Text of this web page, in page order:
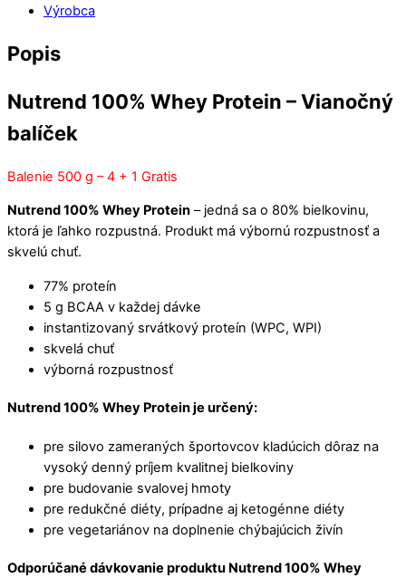
Výrobca
Popis
Nutrend 100% Whey Protein – Vianočný
balíček
Balenie 500 g – 4 + 1 Gratis
Nutrend 100% Whey Protein – jedná sa o 80% bielkovinu,
ktorá je ľahko rozpustná. Produkt má výbornú rozpustnosť a
skvelú chuť.
77% proteín
5 g BCAA v každej dávke
instantizovaný srvátkový proteín (WPC, WPI)
skvelá chuť
výborná rozpustnosť
Nutrend 100% Whey Protein je určený:
pre silovo zameraných športovcov kladúcich dôraz na
vysoký denný príjem kvalitnej bielkoviny
pre budovanie svalovej hmoty
pre redukčné diéty, prípadne aj ketogénne diéty
pre vegetariánov na doplnenie chýbajúcich živín
Odporúčané dávkovanie produktu Nutrend 100% Whey